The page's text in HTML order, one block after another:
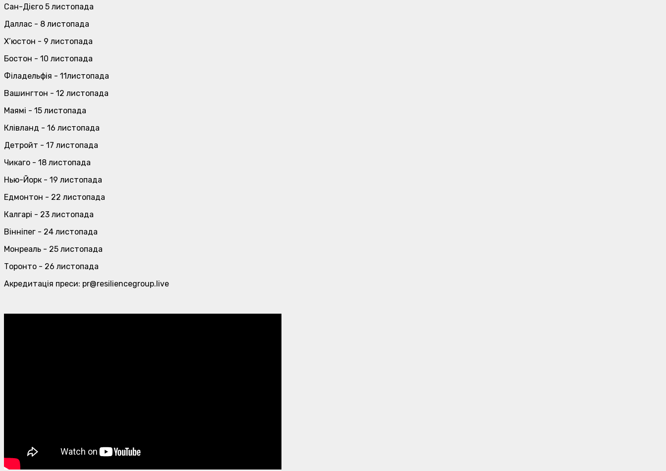
Сан-Дієго 5 листопада
Даллас - 8 листопада
Х’юстон - 9 листопада
Бостон - 10 листопада
Філадельфія - 11листопада
Вашингтон - 12 листопада
Маямі - 15 листопада
Клівланд - 16 листопада
Детройт - 17 листопада
Чикаго - 18 листопада
Нью-Йорк - 19 листопада
Едмонтон - 22 листопада
Калгарі - 23 листопада
Вінніпег - 24 листопада
Монреаль - 25 листопада
Торонто - 26 листопада
Акредитація преси: pr@resiliencegroup.live